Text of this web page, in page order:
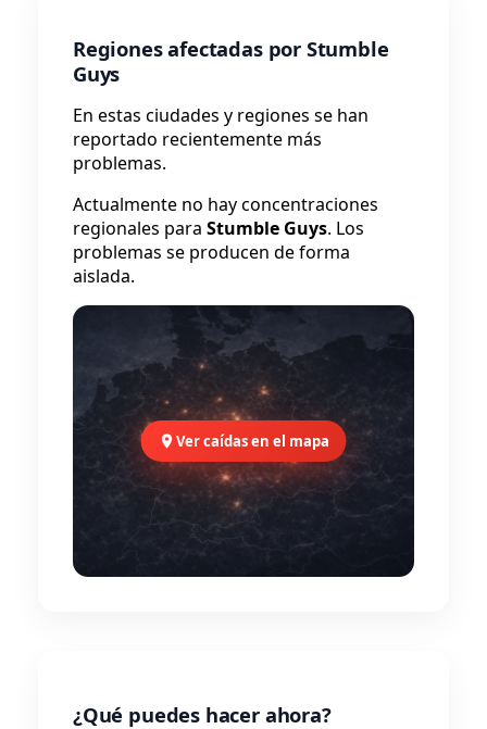
Regiones afectadas por Stumble
Guys
En estas ciudades y regiones se han
reportado recientemente más
problemas.
Actualmente no hay concentraciones
regionales para Stumble Guys. Los
problemas se producen de forma
aislada.
Ver caídas en el mapa
¿Qué puedes hacer ahora?